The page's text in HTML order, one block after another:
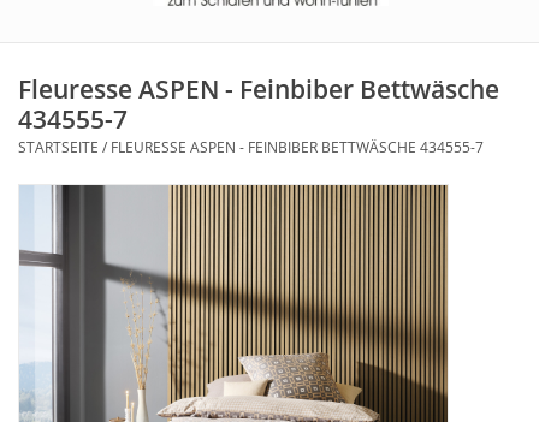
Tag & Nachtwäsche
Badezimmer & Sauna
Haus-Bademäntel
Plaids, Decken, Kissen
Fleuresse ASPEN - Feinbiber Bettwäsche
434555-7
STARTSEITE / FLEURESSE ASPEN - FEINBIBER BETTWÄSCHE 434555-7